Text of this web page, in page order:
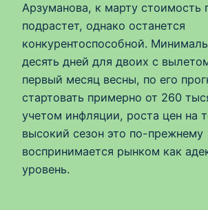
Арзуманова, к марту стоимость
подрастет, однако останется
конкурентоспособной.
десять дней для двоих с
первый месяц весны, по его
стартовать примерно от 260
учетом инфляции, роста цен на
высокий сезон это по-прежнему
воспринимается рынком как
уровень.